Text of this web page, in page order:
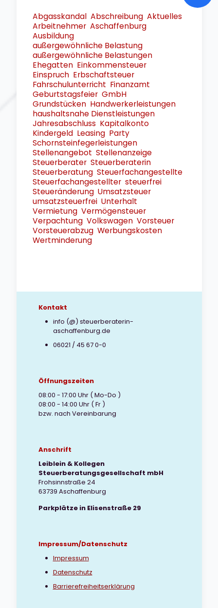
Abgasskandal Abschreibung Aktuelles
Arbeitnehmer Aschaffenburg
Ausbildung
außergewöhnliche Belastung
außergewöhnliche Belastungen
Ehegatten Einkommensteuer
Einspruch Erbschaftsteuer
Fahrschulunterricht Finanzamt
Geburtstagsfeier GmbH
Grundstücken Handwerkerleistungen
haushaltsnahe Dienstleistungen
Jahresabschluss Kapitalkonto
Kindergeld Leasing Party
Schornsteinfegerleistungen
Stellenangebot Stellenanzeige
Steuerberater Steuerberaterin
Steuerberatung Steuerfachangestellte
Steuerfachangestellter steuerfrei
Steueränderung Umsatzsteuer
umsatzsteuerfrei Unterhalt
Vermietung Vermögensteuer
Verpachtung Volkswagen Vorsteuer
Vorsteuerabzug Werbungskosten
Wertminderung
Kontakt
info (@) steuerberaterin-
aschaffenburg.de
06021 / 45 67 0-0
Öffnungszeiten
08:00 - 17:00 Uhr ( Mo-Do )
08:00 - 14:00 Uhr ( Fr )
bzw. nach Vereinbarung
Anschrift
Leiblein & Kollegen
Steuerberatungsgesellschaft mbH
Frohsinnstraße 24
63739 Aschaffenburg
Parkplätze in Elisenstraße 29
Impressum/Datenschutz
Impressum
Datenschutz
Barrierefreiheitserklärung